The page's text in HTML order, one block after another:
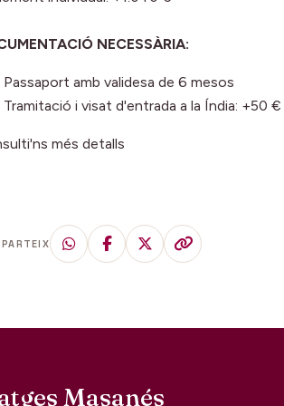
NECESSÀRIA:
Passaport amb validesa de 6 mesos
Tramitació i visat d'entrada a la Índia: +50 €
més detalls
Masanés